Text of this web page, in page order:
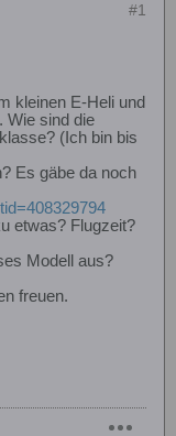
#1
kleinen E-Heli und
Wie sind die
(Ich bin bis
Es gäbe da noch
etwas? Flugzeit?
Modell aus?
freuen.